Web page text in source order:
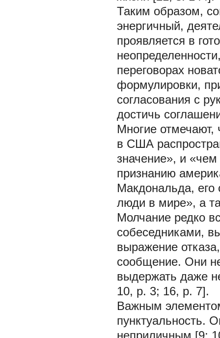
Таким образом,
энергичный,
проявляется в
переговорах
формулировки,
согласования с
достичь
Многие отмечают,
в США
значение», и
признанию
Макдональда, его
люди в мире», а
Молчание редко
собеседниками,
выражение
сообщение. Они
выдержать даже
10, p. 3; 16, p. 7].
Важным
пунктуальность.
неприличным [9;